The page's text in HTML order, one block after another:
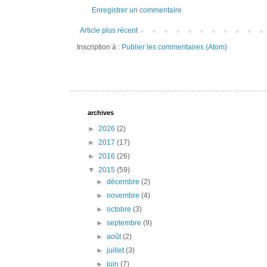
Enregistrer un commentaire
Article plus récent
Inscription à : Publier les commentaires (Atom)
archives
► 2026 (2)
► 2017 (17)
► 2016 (26)
▼ 2015 (59)
►décembre(2)
►novembre(4)
►octobre(3)
►septembre(9)
►août(2)
►juillet(3)
►juin(7)